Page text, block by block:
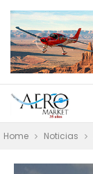
Home Noticias